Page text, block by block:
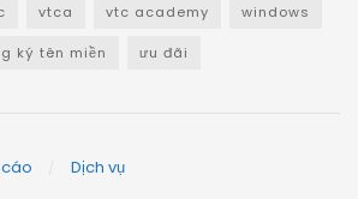
vtca vtc academy windows
ký tên miền ưu đãi
Dịch vụ